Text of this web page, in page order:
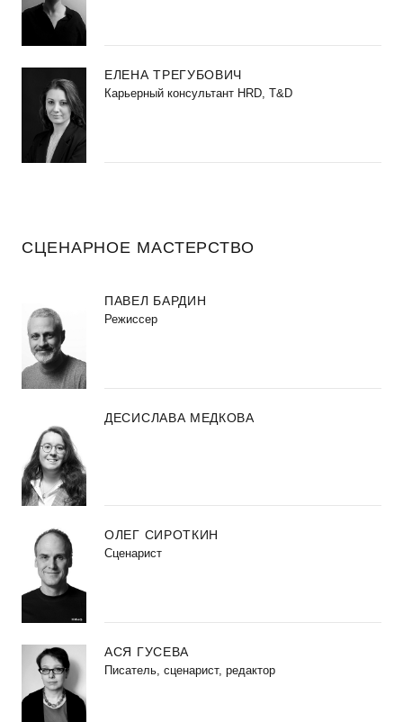
ЕЛЕНА ТРЕГУБОВИЧ
Карьерный консультант HRD, T&D
СЦЕНАРНОЕ МАСТЕРСТВО
ПАВЕЛ БАРДИН
Режиссер
ДЕСИСЛАВА МЕДКОВА
ОЛЕГ СИРОТКИН
Сценарист
АСЯ ГУСЕВА
Писатель, сценарист, редактор